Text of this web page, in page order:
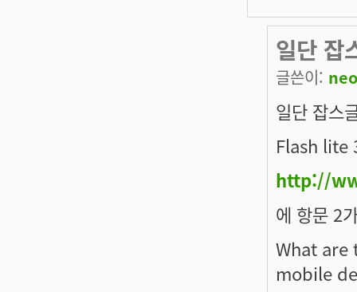
일단 잡
글쓴이:
일단 잡스
Flash lite
http://
에 항문 2
What are
mobile